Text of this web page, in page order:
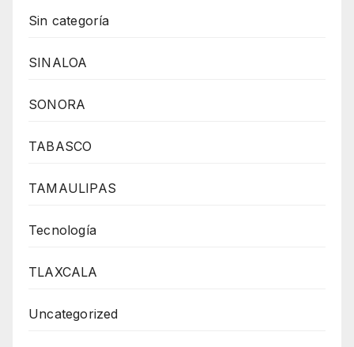
Sin categoría
SINALOA
SONORA
TABASCO
TAMAULIPAS
Tecnología
TLAXCALA
Uncategorized